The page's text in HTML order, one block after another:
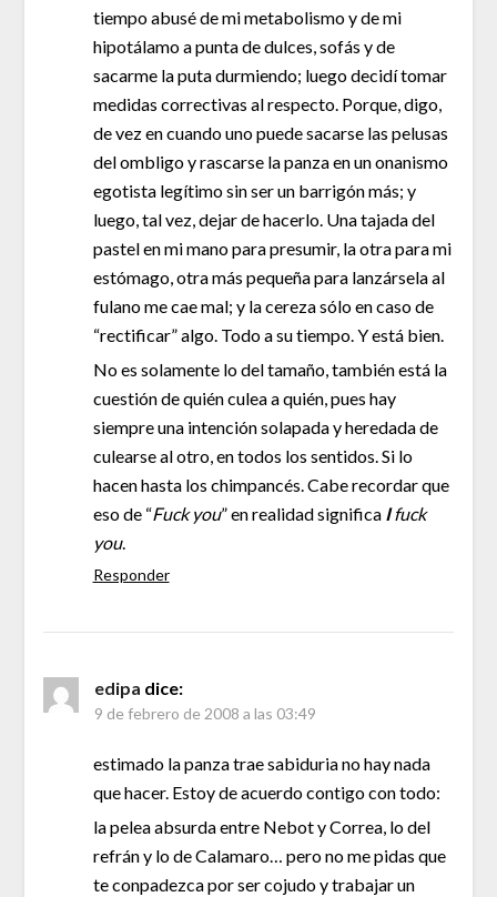
tiempo abusé de mi metabolismo y de mi
hipotálamo a punta de dulces, sofás y de
sacarme la puta durmiendo; luego decidí tomar
medidas correctivas al respecto. Porque, digo,
de vez en cuando uno puede sacarse las pelusas
del ombligo y rascarse la panza en un onanismo
egotista legítimo sin ser un barrigón más; y
luego, tal vez, dejar de hacerlo. Una tajada del
pastel en mi mano para presumir, la otra para mi
estómago, otra más pequeña para lanzársela al
fulano me cae mal; y la cereza sólo en caso de
“rectificar” algo. Todo a su tiempo. Y está bien.
No es solamente lo del tamaño, también está la
cuestión de quién culea a quién, pues hay
siempre una intención solapada y heredada de
culearse al otro, en todos los sentidos. Si lo
hacen hasta los chimpancés. Cabe recordar que
eso de “Fuck you” en realidad significa Ifuck
you.
Responder
edipa dice:
9 de febrero de 2008 a las 03:49
estimado la panza trae sabiduria no hay nada
que hacer. Estoy de acuerdo contigo con todo:
la pelea absurda entre Nebot y Correa, lo del
refrán y lo de Calamaro… pero no me pidas que
te conpadezca por ser cojudo y trabajar un